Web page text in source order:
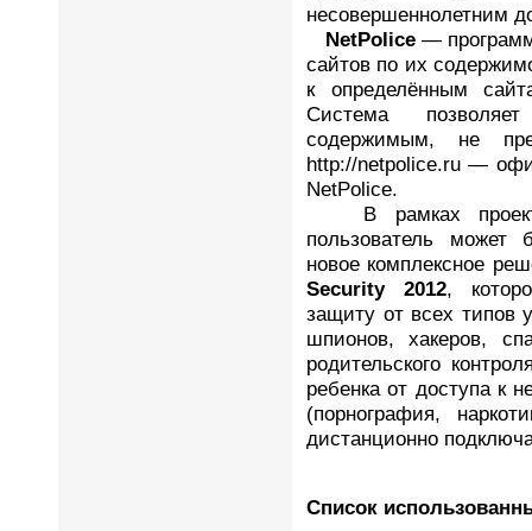
несовершеннолетним
NetPolice —
сайтов по их
к определённым
Система
содержимым, не
http://netpolice.ru —
NetPolice.
В рамках
пользователь может
новое комплексное
Security 2012,
защиту от всех типов
шпионов, хакеров,
родительского
ребенка от доступа к
(порнография,
дистанционно
Список